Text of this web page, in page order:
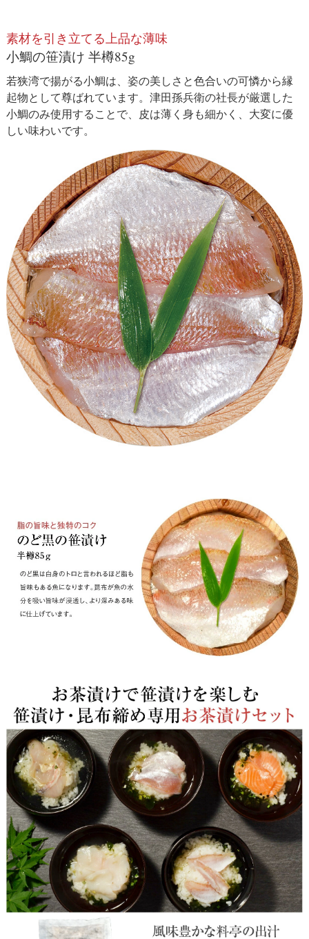
素材を引き立てる上品な薄味
小鯛の笹漬け 半樽85g
若狭湾で揚がる小鯛は、姿の美しさと色合いの可憐から縁
起物として尊ばれています。津田孫兵衛の社長が厳選した
小鯛のみ使用することで、皮は薄く身も細かく、大変に優
しい味わいです。